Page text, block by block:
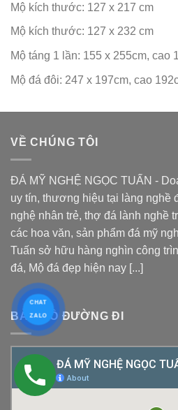
CHAT
ZALO
Mộ kích thước: 127 x 217 cm
Mộ kích thước: 127 x 232 cm
Mộ táng 1 lần: 155 x 255cm, cao
Mộ đá đôi: 247 x 197cm, cao
VỀ CHÚNG TÔI
ĐÁ MỸ NGHỆ NGỌC TUẤN -
uy tín, thương hiệu tại làng nghề
nghệ nhân trẻ, thợ đá lành nghề
các hoa văn, sản phẩm đá mỹ
Tuấn sở hữu hàng nghìn công
đá, Mộ đá đẹp hiện nay [...]
BẢN ĐỒ ĐƯỜNG ĐI